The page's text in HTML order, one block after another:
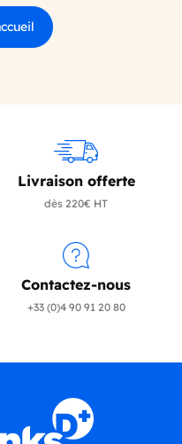
Livraison offerte
dès 220€ HT
Contactez-nous
+33 (0)4 90 91 20 80